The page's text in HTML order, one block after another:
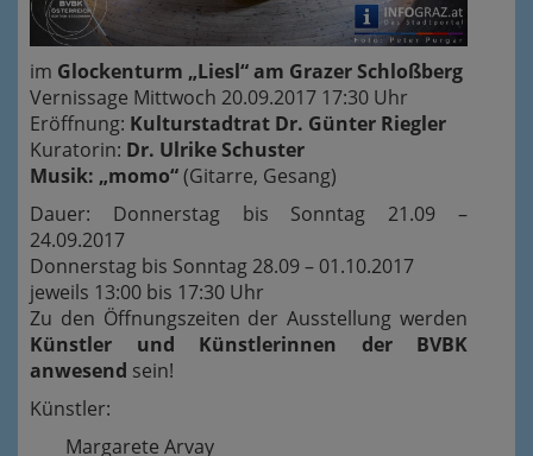
im Glockenturm „Liesl“ am Grazer Schloßberg
Vernissage Mittwoch 20.09.2017 17:30 Uhr
Eröffnung: Kulturstadtrat Dr. Günter Riegler
Kuratorin: Dr. Ulrike Schuster
Musik: „momo“(Gitarre, Gesang)
Dauer: Donnerstag bis Sonntag 21.09 –
24.09.2017
Donnerstag bis Sonntag 28.09 – 01.10.2017
jeweils 13:00 bis 17:30 Uhr
Zu den Öffnungszeiten der Ausstellung werden
Künstler und Künstlerinnen der BVBK
anwesend sein!
Künstler:
Margarete Arvay